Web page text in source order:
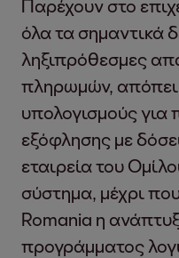
Παρέχουν στο
όλα τα σημαντικά
ληξιπρόθεσμες
πληρωμών,
υπολογισμούς
εξόφλησης με
εταιρεία του
σύστημα, μέχρι
Romania η
προγράμματος